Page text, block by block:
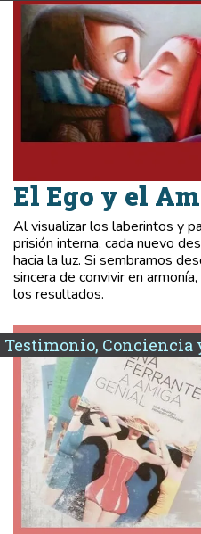
El Ego y el
Al visualizar los laberintos y
prisión interna, cada nuevo
hacia la luz. Si sembramos
sincera de convivir en
los resultados.
Testimonio, Conciencia